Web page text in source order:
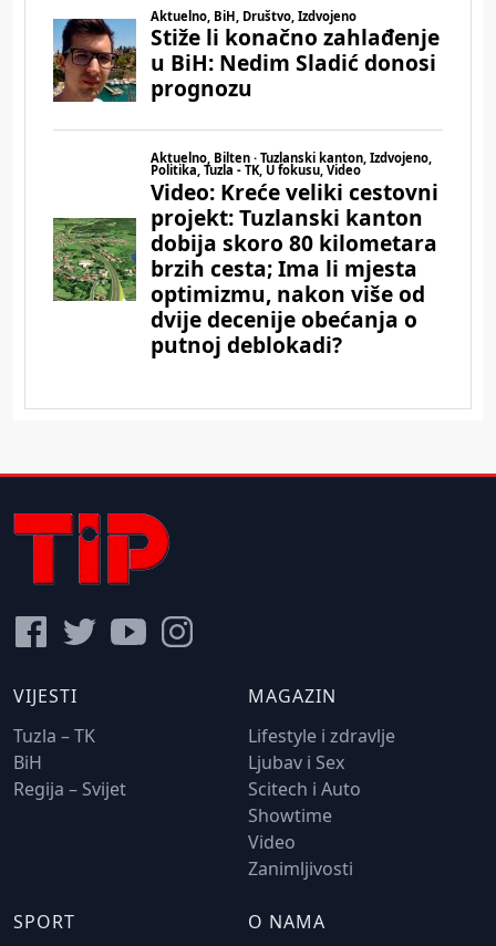
VIJESTI
Tuzla – TK
BiH
Regija – Svijet
MAGAZIN
Lifestyle i zdravlje
Ljubav i Sex
Scitech i Auto
Showtime
Video
Zanimljivosti
SPORT O NAMA